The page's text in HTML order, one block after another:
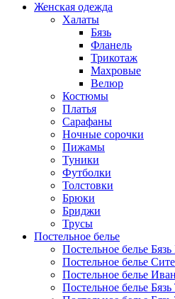
Женская одежда
Халаты
Бязь
Фланель
Трикотаж
Махровые
Велюр
Костюмы
Платья
Сарафаны
Ночные сорочки
Пижамы
Туники
Футболки
Толстовки
Брюки
Бриджи
Трусы
Постельное белье
Постельное белье
Постельное белье
Постельное белье
Постельное белье